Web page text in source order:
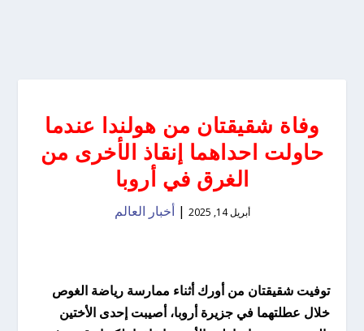
وفاة شقيقتان من هولندا عندما
حاولت احداهما إنقاذ الأخرى من
الغرق في أروبا
أبريل 14, 2025 |أخبار العالم
توفيت شقيقتان من أورك أثناء ممارسة رياضة الغوص
خلال عطلتهما في جزيرة أروبا، أصيبت إحدى الأختين